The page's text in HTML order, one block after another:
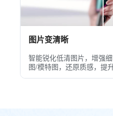
图片变清晰
智能锐化低清图片，增强
图/模特图，还原质感，提